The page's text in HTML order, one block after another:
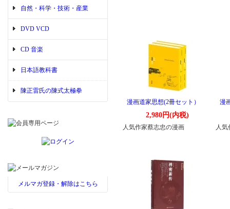
自然・科学・技術・産業
DVD VCD
CD 音楽
日本語教科書
陳正雷氏の陳式太極拳
メルマガ登録・解除はこちら
漫画道家思想(2冊セット）
2,980円(内税)
人気作家蔡志忠の漫画
漫
人気